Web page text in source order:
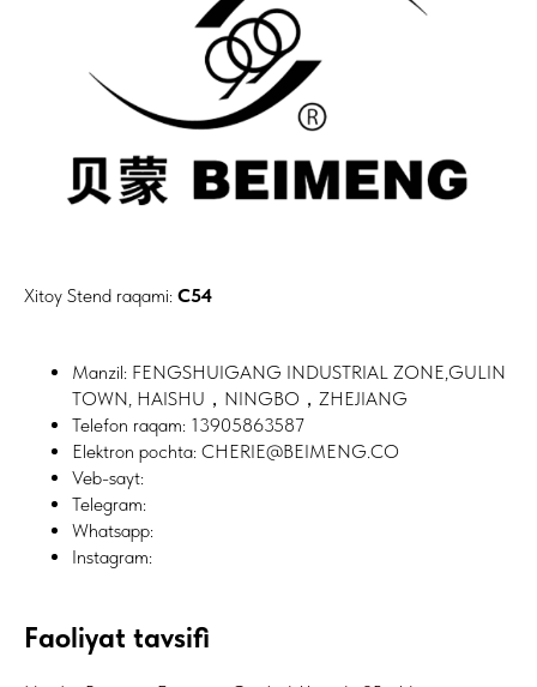
Xitoy Stend raqami: C54
Manzil: FENGSHUIGANG INDUSTRIAL ZONE,GULIN
TOWN, HAISHU，NINGBO，ZHEJIANG
Telefon raqam: 13905863587
Elektron pochta: CHERIE@BEIMENG.CO
Veb-sayt:
Telegram:
Whatsapp:
Instagram:
Faoliyat tavsifi